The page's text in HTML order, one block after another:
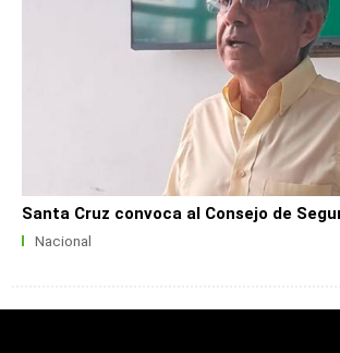
Santa Cruz convoca al Consejo de
Nacional